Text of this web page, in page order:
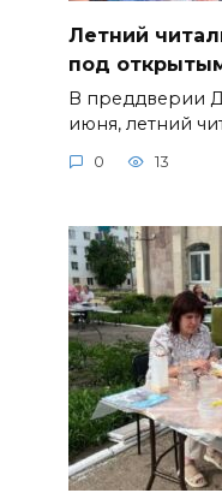
Летний
под
В преддверии
июня, летний
0 13